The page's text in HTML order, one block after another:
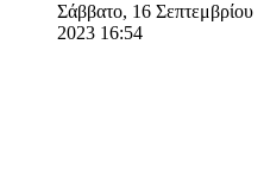
Σάββατο, 16 Σεπτεμβρίου
2023 16:54